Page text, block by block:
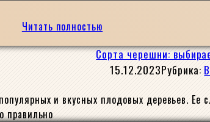
Читать полностью
Сорта черешни:
15.12.2023Рубрика:
и вкусных плодовых деревьев. Ее
правильно